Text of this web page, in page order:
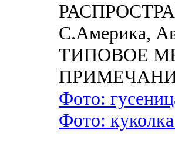
С.Америка,
ТИПОВОЕ
Фото:
Фото: